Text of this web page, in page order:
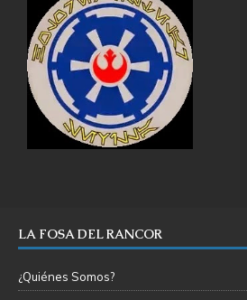
LA FOSA DEL RANCOR
¿Quiénes Somos?